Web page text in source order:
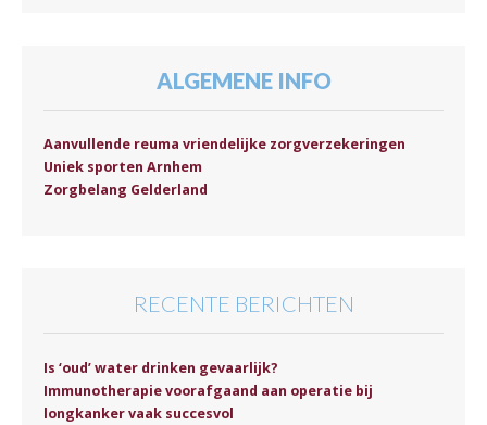
ALGEMENE INFO
Aanvullende reuma vriendelijke zorgverzekeringen
Uniek sporten Arnhem
Zorgbelang Gelderland
RECENTE BERICHTEN
Is ‘oud’ water drinken gevaarlijk?
Immunotherapie voorafgaand aan operatie bij
longkanker vaak succesvol